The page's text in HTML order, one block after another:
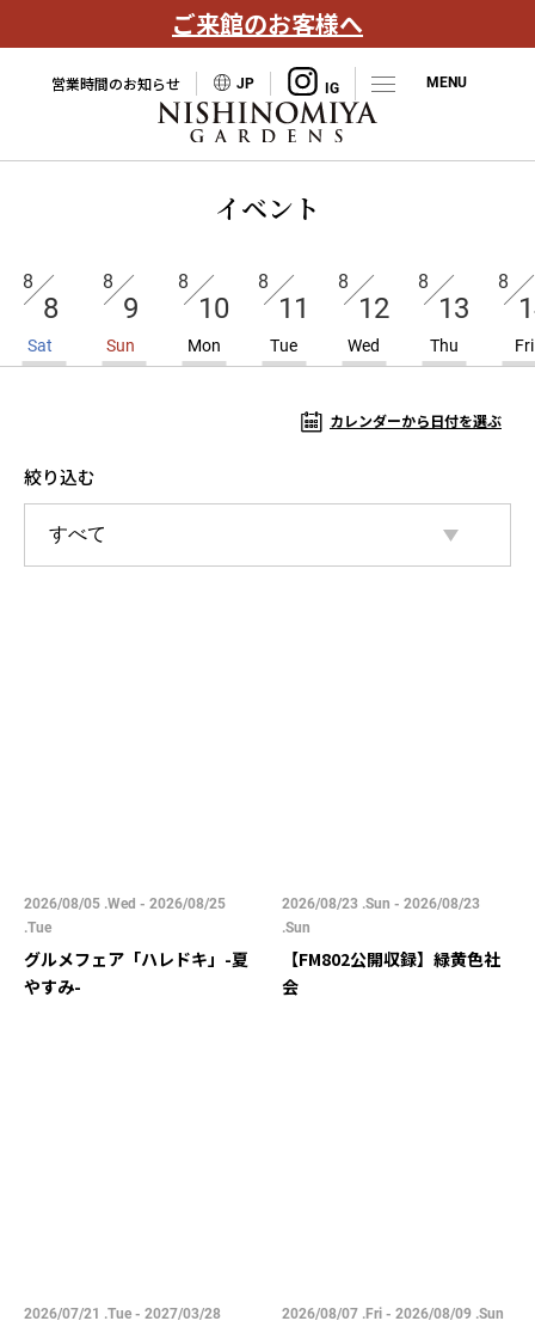
ご来館のお客様へ
営業時間のお知らせ JP
イベント
8
8
Sat
8
9
Sun
8
10
Mon
8
11
Tue
8
12
Wed
8
13
Thu
8
Fri
カレンダーから日付を選ぶ
絞り込む
2026/08/05 .Wed - 2026/08/25
.Tue
グルメフェア「ハレドキ」-夏
やすみ-
2026/08/23 .Sun - 2026/08/23
.Sun
【FM802公開収録】緑黄色社
会
2026/07/21 .Tue - 2027/03/28
2026/08/07 .Fri - 2026/08/09 .Sun